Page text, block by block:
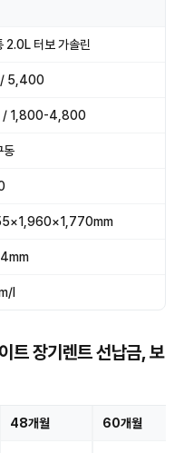
2.0L 터보 가솔린
5,400
/ 1,800-4,800
동
l
장기렌트 선납금, 보
48개월 60개월